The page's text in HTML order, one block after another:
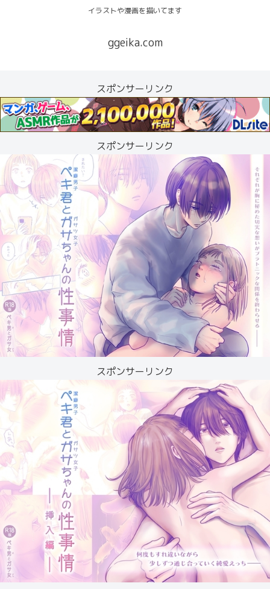
イラストや漫画を描いてます
ggeika.com
スポンサーリンク
スポンサーリンク
スポンサーリンク